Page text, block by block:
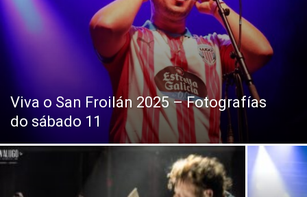
Viva o San Froilán 2025 – Fotografías
do sábado 11